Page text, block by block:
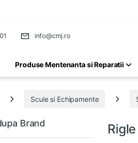
info@cmj.ro
Produse Mentenanta si Reparatii
Scule si Echipamente
Rigle
Brand